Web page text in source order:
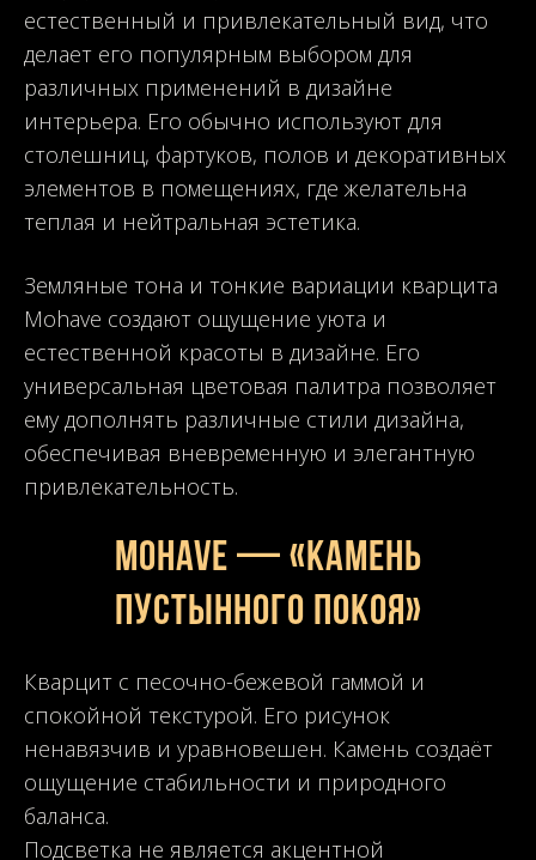
естественный и привлекательный вид, что
делает его популярным выбором для
различных применений в дизайне
интерьера. Его обычно используют для
столешниц, фартуков, полов и декоративных
элементов в помещениях, где желательна
теплая и нейтральная эстетика.
Земляные тона и тонкие вариации кварцита
Mohave создают ощущение уюта и
естественной красоты в дизайне. Его
универсальная цветовая палитра позволяет
ему дополнять различные стили дизайна,
обеспечивая вневременную и элегантную
привлекательность.
MOHAVE — «Камень
пустынного покоя»
Кварцит с песочно-бежевой гаммой и
спокойной текстурой. Его рисунок
ненавязчив и уравновешен. Камень создаёт
ощущение стабильности и природного
баланса.
Подсветка не является акцентной